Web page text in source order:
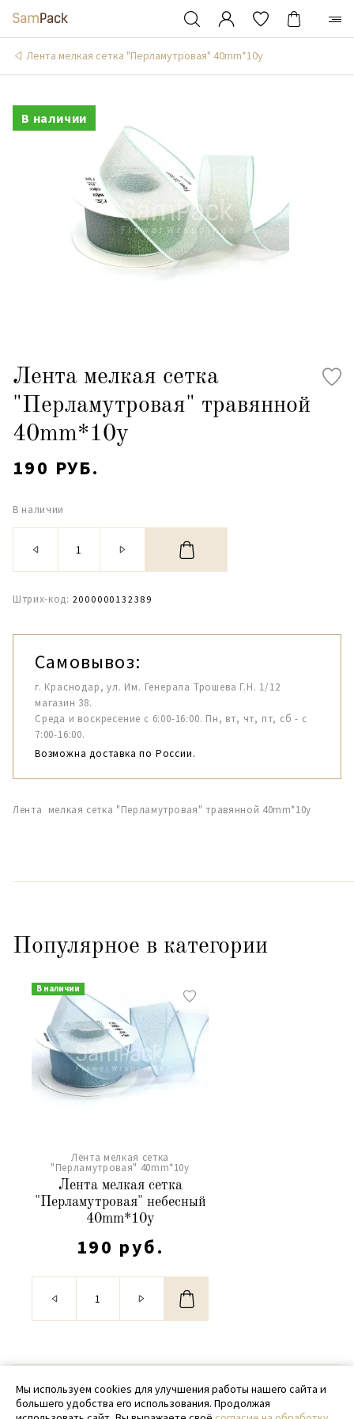
Лента мелкая сетка "Перламутровая" 40mm*10y
В наличии
Лента мелкая сетка
"Перламутровая" травянной
40mm*10y
190 РУБ.
В наличии
Штрих-код: 2000000132389
Самовывоз:
г. Краснодар, ул. Им. Генерала Трошева Г.Н. 1/12
магазин 38.
Среда и воскресение с 6:00-16:00. Пн, вт, чт, пт, сб - с
7:00-16:00.
Возможна доставка по России.
Лента мелкая сетка "Перламутровая" травянной 40mm*10y
Популярное в категории
В наличии
Лента мелкая сетка
"Перламутровая" 40mm*10y
Лента мелкая сетка
"Перламутровая" небесный
40mm*10y
190 руб.
© 2020 - 2026 SamPack
+ 7 (918) 699-97-87
Мы используем cookies для улучшения работы нашего сайта и
большего удобства его использования. Продолжая